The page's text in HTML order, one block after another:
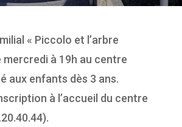
« Piccolo et l’arbre
mercredi à 19h au centre
aux enfants dès 3 ans.
à l’accueil du centre